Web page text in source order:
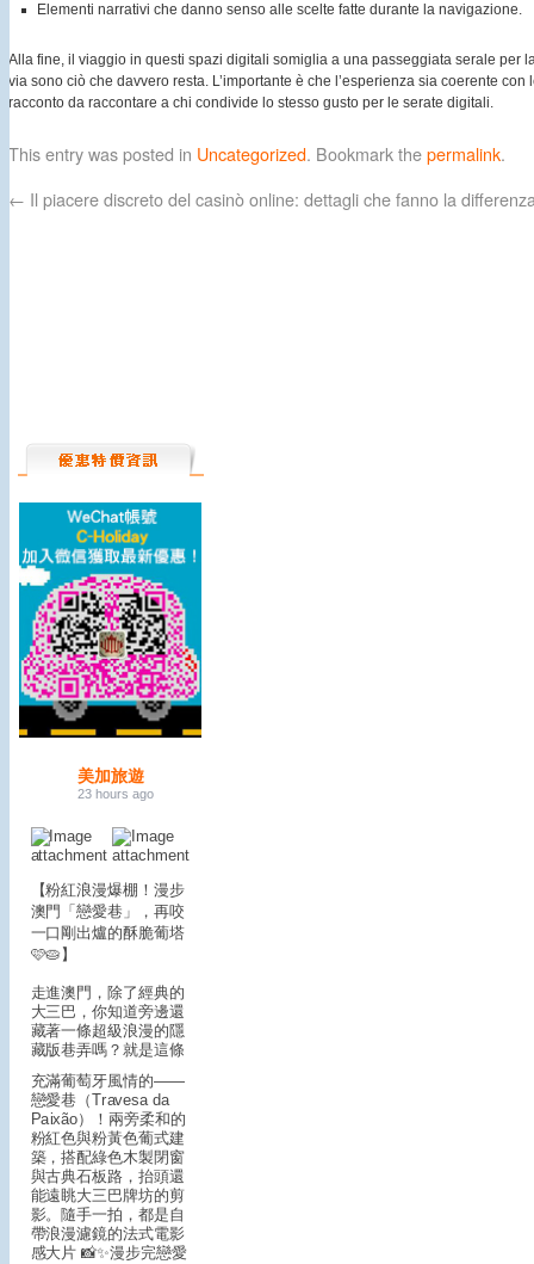
Elementi narrativi che danno senso alle scelte fatte durante la navigazione.
Alla fine, il viaggio in questi spazi digitali somiglia a una passeggiata serale per
via sono ciò che davvero resta. L’importante è che l’esperienza sia coerente
racconto da raccontare a chi condivide lo stesso gusto per le serate digitali.
This entry was posted in Uncategorized. Bookmark thepermalink.
← Il piacere discreto del casinò online: dettagli che fanno la
美加旅遊
23 hours ago
【粉紅浪漫爆棚！漫步
澳門「戀愛巷」，再咬
一口剛出爐的酥脆葡塔
🩷🥧】
走進澳門，除了經典的
大三巴，你知道旁邊還
藏著一條超級浪漫的隱
藏版巷弄嗎？就是這條
充滿葡萄牙風情的——
戀愛巷（Travesa da
Paixão）！兩旁柔和的
粉紅色與粉黃色葡式建
築，搭配綠色木製閉窗
與古典石板路，抬頭還
能遠眺大三巴牌坊的剪
影。隨手一拍，都是自
帶浪漫濾鏡的法式電影
感大片 📸✨漫步完戀愛